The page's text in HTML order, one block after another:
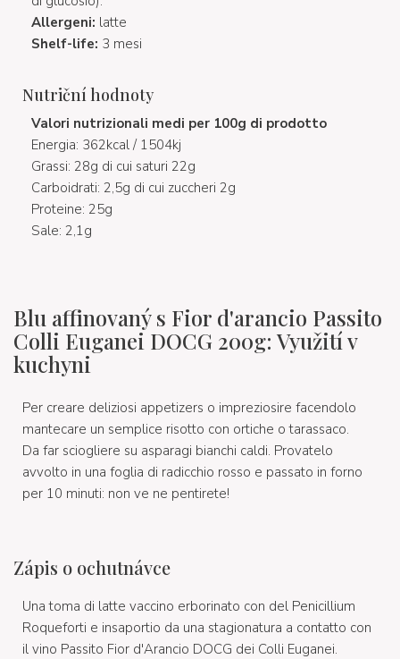
Allergeni: latte
Shelf-life: 3 mesi
Nutriční hodnoty
Valori nutrizionali medi per 100g di prodotto
Energia: 362kcal / 1504kj
Grassi: 28g di cui saturi 22g
Carboidrati: 2,5g di cui zuccheri 2g
Proteine: 25g
Sale: 2,1g
Blu affinovaný s Fior d'arancio Passito
Colli Euganei DOCG 200g: Využití v
kuchyni
Per creare deliziosi appetizers o impreziosire facendolo
mantecare un semplice risotto con ortiche o tarassaco.
Da far sciogliere su asparagi bianchi caldi. Provatelo
avvolto in una foglia di radicchio rosso e passato in forno
per 10 minuti: non ve ne pentirete!
Zápis o ochutnávce
Una toma di latte vaccino erborinato con del Penicillium
Roqueforti e insaportio da una stagionatura a contatto con
il vino Passito Fior d'Arancio DOCG dei Colli Euganei.